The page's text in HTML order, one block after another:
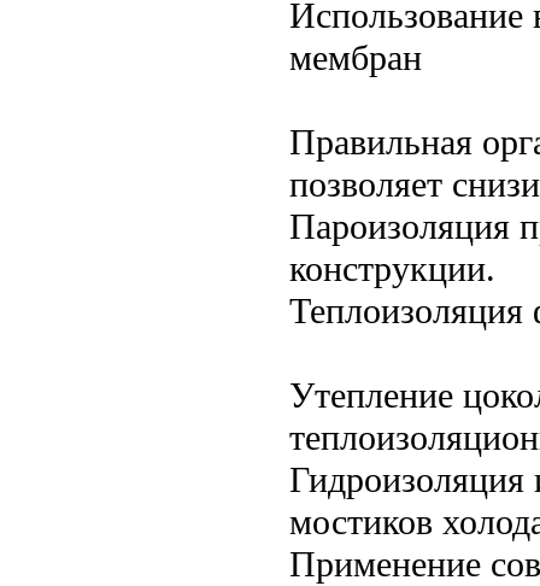
Использование
мембран
Правильная
позволяет
Пароизоляция
конструкции.
Теплоизоляция
Утепление
Гидроизоляция
мостиков
Применение